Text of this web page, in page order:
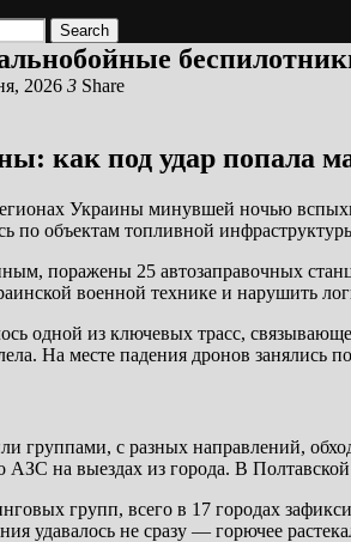
Search
2026 3 Share
как под удар попала
Украины минувшей ночью
по объектам топливной
поражены 25 автозаправочных
военной технике и нарушить
одной из ключевых трасс,
На месте падения дронов
группами, с разных направлений,
на выездах из города. В
групп, всего в 17 городах
удавалось не сразу — горючее